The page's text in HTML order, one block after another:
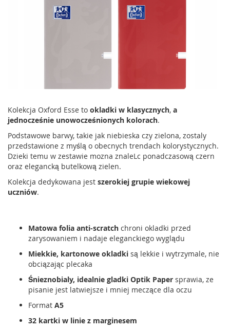
Kolekcja Oxford Esse to okladki w klasycznych, a
jednocześnie unowocześnionych kolorach.
Podstawowe barwy, takie jak niebieska czy zielona, zostaly
przedstawione z myślą o obecnych trendach kolorystycznych.
Dzieki temu w zestawie mozna znaleLc ponadczasową czern
oraz elegancką butelkową zielen.
Kolekcja dedykowana jest szerokiej grupie wiekowej
uczniów.
Matowa folia anti-scratch chroni okladki przed
zarysowaniem i nadaje eleganckiego wyglądu
Miekkie, kartonowe okladki są lekkie i wytrzymale, nie
obciązając plecaka
Śnieznobialy, idealnie gladki Optik Paper sprawia, ze
pisanie jest latwiejsze i mniej meczące dla oczu
Format A5
32 kartki w linie z marginesem